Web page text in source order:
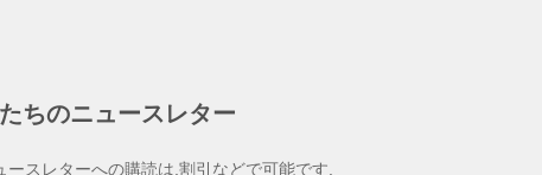
ちのニュースレター
ースレターへの購読は,割引などで可能です.